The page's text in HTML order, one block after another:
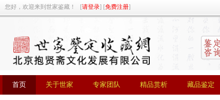
您好，欢迎来到世家鉴藏！ [请登录] [免费注册]
首页 关于世家 专家团队 精品赏析 藏品鉴定